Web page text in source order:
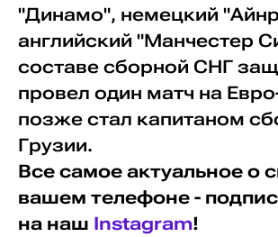
"Динамо", немецкий
английский "Манчестер
составе сборной СНГ
провел один матч на
позже стал капитаном
Грузии.
Все самое актуальное о
вашем телефоне -
на наш Instagram!